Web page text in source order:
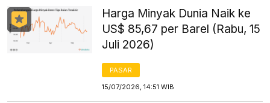
Harga Minyak Dunia Naik ke
US$ 85,67 per Barel (Rabu, 15
Juli 2026)
PASAR
15/07/2026, 14:51 WIB